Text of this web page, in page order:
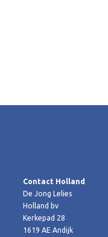
Contact Holland
De Jong Lelies
Holland bv
Kerkepad 28
1619 AE Andijk